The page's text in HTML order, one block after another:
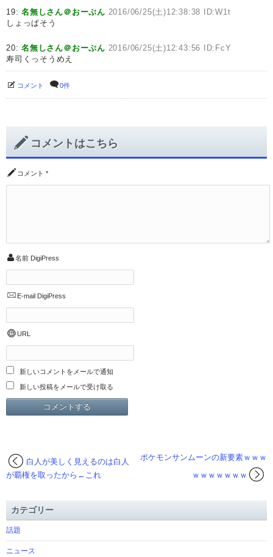
19:名無しさん＠おーぷん 2016/06/25(土)12:38:38 ID:W1t
しょっぱそう
20:名無しさん＠おーぷん 2016/06/25(土)12:43:56 ID:FcY
寿司くっそうめえ
コメント 0件
コメントはこちら
コメント *
名前 DigiPress
E-mail DigiPress
URL
新しいコメントをメールで通知
新しい投稿をメールで受け取る
ポケモンサンムーンの新要素ｗｗｗ
ｗｗｗｗｗｗｗ
白人が美しく見えるのは白人
が覇権を取ったから←これ
カテゴリー
話題
ニュース